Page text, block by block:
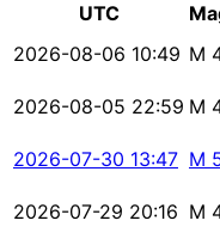
UTC
2026-08-06 10:49 M
2026-08-05 22:59 M
2026-07-30 13:47 M
2026-07-29 20:16 M